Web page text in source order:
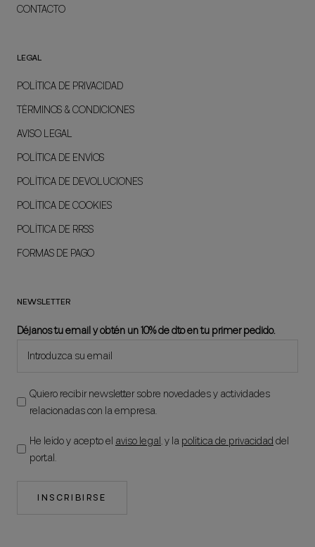
CONTACTO
LEGAL
POLÍTICA DE PRIVACIDAD
TÉRMINOS & CONDICIONES
AVISO LEGAL
POLÍTICA DE ENVÍOS
POLÍTICA DE DEVOLUCIONES
POLÍTICA DE COOKIES
POLÍTICA DE RRSS
FORMAS DE PAGO
NEWSLETTER
Déjanos tu email y obtén un 10% de dto en tu primer pedido.
Quiero recibir newsletter sobre novedades y actividades
relacionadas con la empresa.
He leído y acepto el aviso legal, y lapolítica de privacidaddel
portal.
INSCRIBIRSE